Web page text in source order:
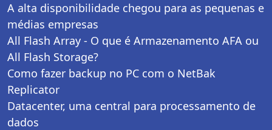
A alta disponibilidade chegou para as pequenas e
médias empresas
All Flash Array - O que é Armazenamento AFA ou
All Flash Storage?
Como fazer backup no PC com o NetBak
Replicator
Datacenter, uma central para processamento de
dados